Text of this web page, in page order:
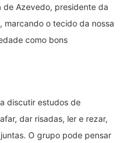
de Azevedo, presidente da
marcando o tecido da nossa
como bons
discutir estudos de
dar risadas, ler e rezar,
O grupo pode pensar